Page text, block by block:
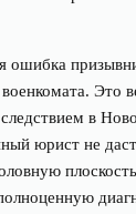
ошибка
Это
в
юрист не